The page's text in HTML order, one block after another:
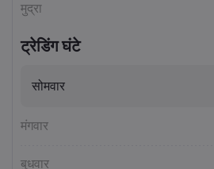
मुद्रा
ट्रेडिंग घंटे
सोमवार
मंगवार
बुधवार